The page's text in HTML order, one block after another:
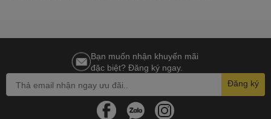
Bạn muốn nhận khuyến mãi
đặc biệt? Đăng ký ngay.
Đăng ký